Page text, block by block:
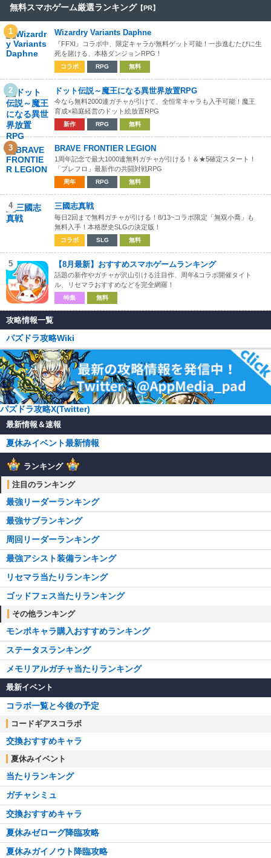
無料スマホゲーム厳選ランキング 【PR】
1 Wizardry Variants Daphne
『FFXI』コラボ中、限定キャラが無料ゲット可能！一歩進むたびに生
死を賭ける、本格ダンジョンRPG！
コラボ RPG 無料
2 ドット伝説～魔王になる異世界放置RPG
今なら無料2000連ガチャが引けて、全恒常キャラも入手可能！魔王
育成×箱庭経営のドット絵放置RPG
新作 RPG 無料
3 BRAVE FRONTIER LEGION
1周年記念で最大1000連無料ガチャが引ける！＆★5確定スタート！
「ブレフロ」最新作の共闘対戦RPG
周年 RPG 無料
4 三國志真戦
毎日2回まで無料ガチャが引ける！8/13~コラボ限定「無双小喬」も
無料入手！本格歴史SLGの決定版！
コラボ SLG 無料
5 【8月最新】おすすめスマホゲームランキング
話題の新作やガチャが沢山引ける注目作、周年&コラボ開催タイト
ル、リセマラおすすめなどを完全網羅！
特集 無料
攻略情報一覧
パズドラ攻略Wiki
パズドラ攻略X(Twitter)
最新情報＆速報
夏休みイベント最新情報
ランキング
注目のランキング
最強リーダーランキング
最強サブランキング
周回リーダーランキング
最強アシスト装備ランキング
リセマラ当たりランキング
ゴッドフェス当たりランキング
その他ランキング
モンポキャラ購入おすすめランキング
ステータスランキング
メモリアルガチャ当たりランキング
最新イベント
コラボ一覧と今後の予定
コードギアスコラボ
交換おすすめキャラ
夏休みイベント
当たりランキング
ガチャシミュ
交換おすすめキャラ
夏休みゼローグ降臨攻略
夏休みガイノウト降臨攻略